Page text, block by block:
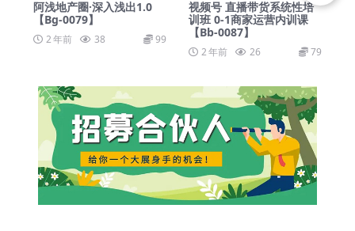
阿浅地产圈·深入浅出1.0
【Bg-0079】
2 年前 38 99
视频号 直播带货系统性培
训班 0-1商家运营内训课
【Bb-0087】
2 年前 26 79